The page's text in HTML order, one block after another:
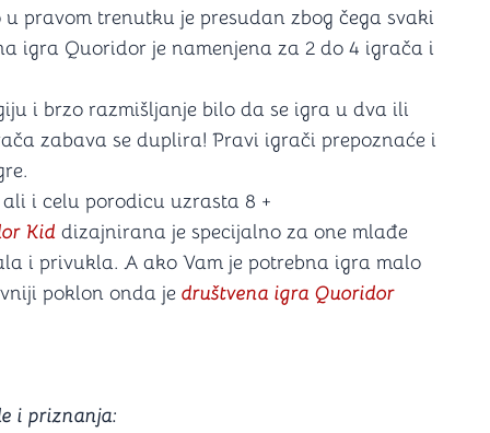
pravom trenutku je presudan zbog čega svaki
igra Quoridor je namenjena za 2 do 4 igrača i
i brzo razmišljanje bilo da se igra u dva ili
zabava se duplira! Pravi igrači prepoznaće i
i celu porodicu uzrasta 8 +
Kid dizajnirana je specijalno za one mlađe
i privukla. A ako Vam je potrebna igra malo
poklon onda je društvena igra Quoridor
i priznanja: